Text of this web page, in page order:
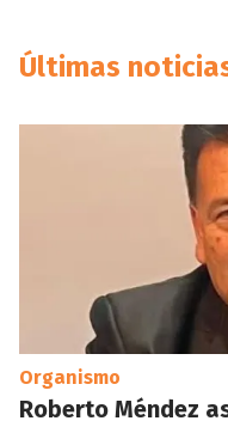
Últimas
Organismo
Roberto Méndez